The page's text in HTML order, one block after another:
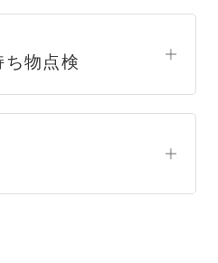
ください。
ち物点検
つかるまで、何着でも